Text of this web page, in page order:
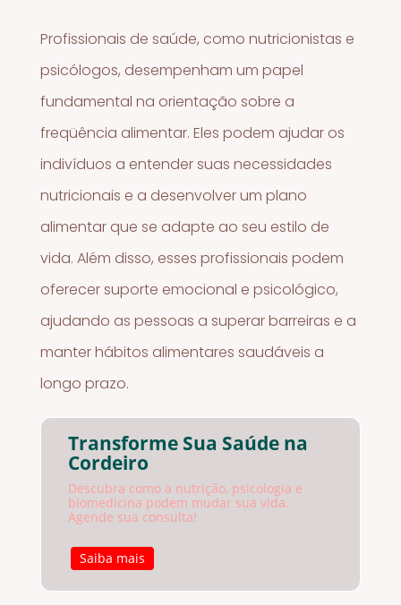
Profissionais de saúde, como nutricionistas e
psicólogos, desempenham um papel
fundamental na orientação sobre a
freqüência alimentar. Eles podem ajudar os
indivíduos a entender suas necessidades
nutricionais e a desenvolver um plano
alimentar que se adapte ao seu estilo de
vida. Além disso, esses profissionais podem
oferecer suporte emocional e psicológico,
ajudando as pessoas a superar barreiras e a
manter hábitos alimentares saudáveis a
longo prazo.
Transforme Sua Saúde na
Cordeiro
Descubra como a nutrição, psicologia e
biomedicina podem mudar sua vida.
Agende sua consulta!
Saiba mais